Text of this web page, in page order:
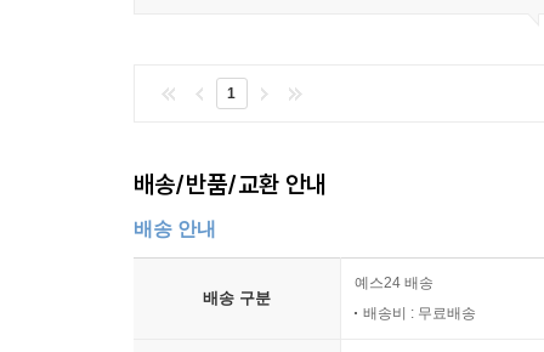
1
배송/반품/교환 안내
배송 안내
배송 구분
예스24 배송
배송비 : 무료배송